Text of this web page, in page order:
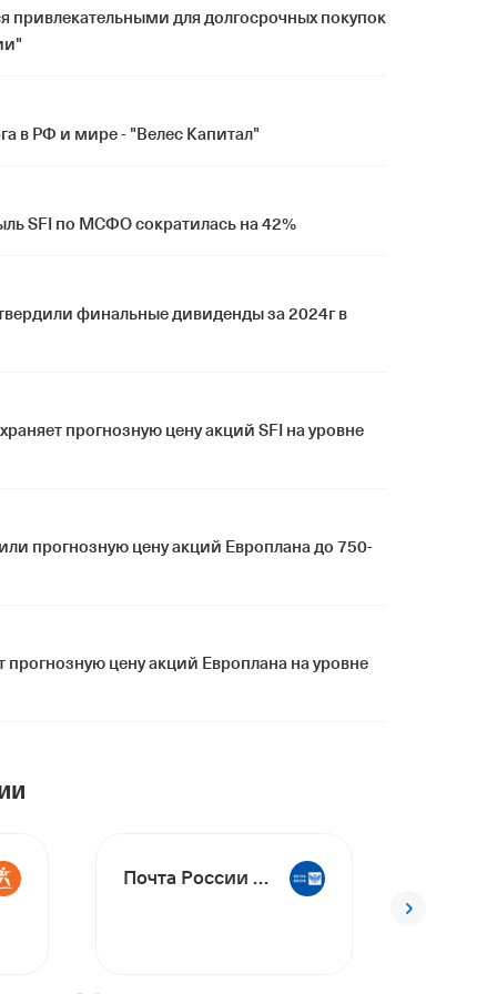
привлекательными для долгосрочных покупок
в РФ и мире - "Велес Капитал"
SFI по МСФО сократилась на 42%
финальные дивиденды за 2024г в
прогнозную цену акций SFI на уровне
прогнозную цену акций Европлана до 750-
цену акций Европлана на уровне
Почта России БО-002P-02